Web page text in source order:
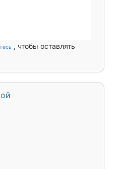
, чтобы оставлять